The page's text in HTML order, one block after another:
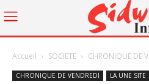
Accueil SOCIETE CHRONIQUE DE
CHRONIQUE DE VENDREDI LA UNE SITE